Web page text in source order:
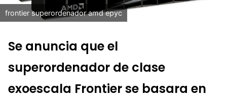
frontier superordenador amd epyc
Se anuncia que el
superordenador de clase
exoescala Frontier se basara en